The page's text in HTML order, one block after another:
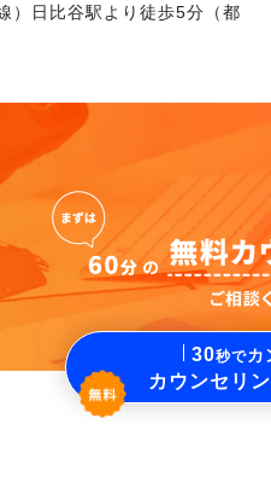
）日比谷駅より徒歩5分（都
30秒でカ
カウンセリ